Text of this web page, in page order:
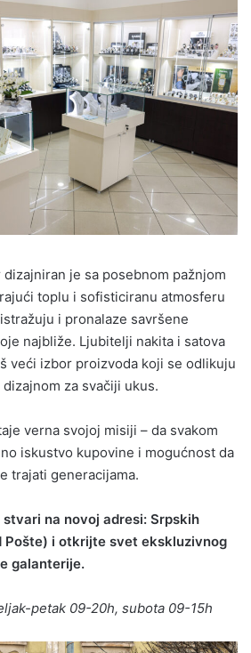
je sa posebnom pažnjom
toplu i sofisticiranu atmosferu
i pronalaze savršene
najbliže. Ljubitelji nakita i satova
veći izbor proizvoda koji se odlikuju
za svačiji ukus.
verna svojoj misiji – da svakom
iskustvo kupovine i mogućnost da
trajati generacijama.
na novoj adresi: Srpskih
Pošte) i otkrijte svet ekskluzivnog
galanterije.
petak 09-20h, subota 09-15h